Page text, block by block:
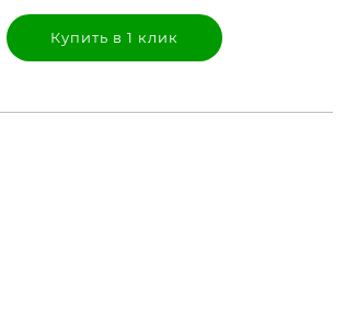
Купить в 1 клик